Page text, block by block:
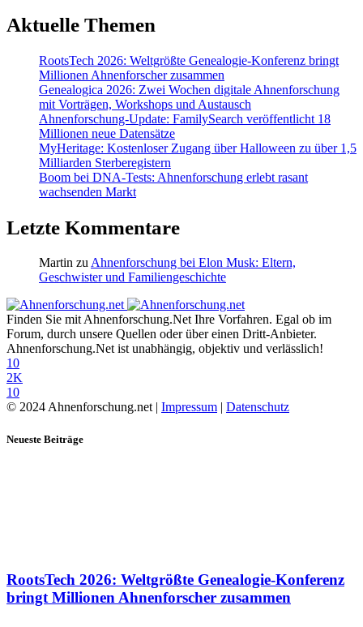
Aktuelle Themen
RootsTech 2026: Weltgrößte Genealogie-Konferenz bringt
Millionen Ahnenforscher zusammen
Genealogica 2026: Zwei Wochen digitale Ahnenforschung
mit Vorträgen, Workshops und Austausch
Ahnenforschung-Update: FamilySearch veröffentlicht 18
Millionen neue Datensätze
MyHeritage: Kostenloser Zugang über Halloween zu über 1,5
Milliarden Sterberegistern
Boom bei DNA-Tests: Ahnenforschung erlebt rasant
wachsenden Markt
Letzte Kommentare
Martin zu Ahnenforschung bei Elon Musk: Eltern,
Geschwister und Familiengeschichte
Finden Sie mit Ahnenforschung.Net Ihre Vorfahren. Egal ob im
Forum, durch unsere Quellen oder über einen Dritt-Anbieter.
Ahnenforschung.Net ist unabhängig, objektiv und verlässlich!
10
2K
10
© 2024 Ahnenforschung.net | Impressum | Datenschutz
Neueste Beiträge
RootsTech 2026: Weltgrößte Genealogie-Konferenz
bringt Millionen Ahnenforscher zusammen